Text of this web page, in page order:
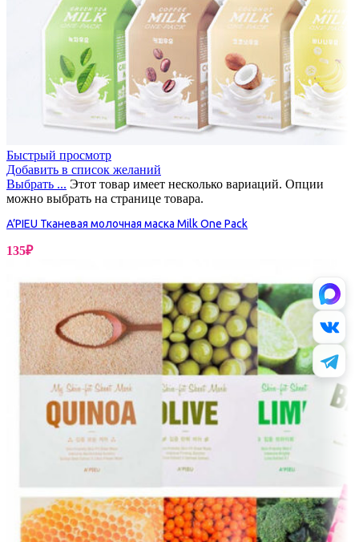
Быстрый просмотр
Добавить в список желаний
Выбрать ... Этот товар имеет несколько вариаций. Опции
можно выбрать на странице товара.
A’PIEU Тканевая молочная маска Milk One Pack
135₽